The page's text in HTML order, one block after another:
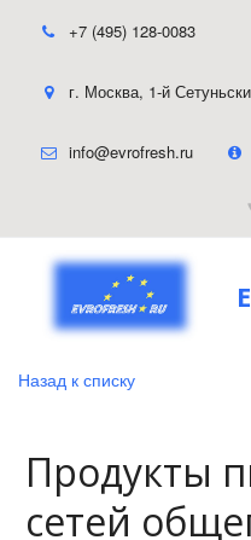
+7 (495) 128-0083
г. Москва, 1-й
info@evrofresh.ru
Назад к списку
Продукты
сетей